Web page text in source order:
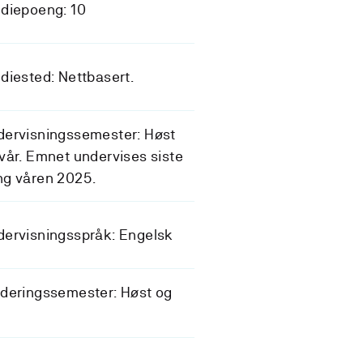
10
Nettbasert.
Høst
Emnet undervises siste
våren 2025.
Engelsk
Høst og